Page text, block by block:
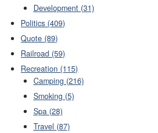
Development (31)
Politics (409)
Quote (89)
Railroad (59)
Recreation (115)
Camping (216)
Smoking (5)
Spa (28)
Travel (87)